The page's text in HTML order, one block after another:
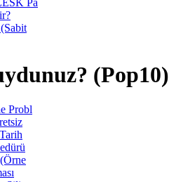
(Pop10)
Probl